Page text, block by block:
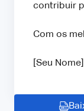
contribuir
Com os
[Seu Nome]